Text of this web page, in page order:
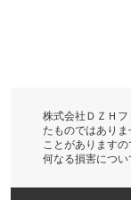
株式会社ＤＺＨ
たものではあり
ことがあります
何なる損害につい